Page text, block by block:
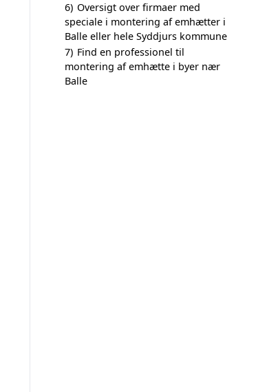
6) Oversigt over firmaer med
speciale i montering af emhætter i
Balle eller hele Syddjurs kommune
7) Find en professionel til
montering af emhætte i byer nær
Balle